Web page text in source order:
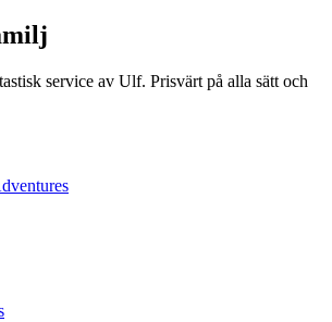
service av Ulf. Prisvärt på alla sätt och